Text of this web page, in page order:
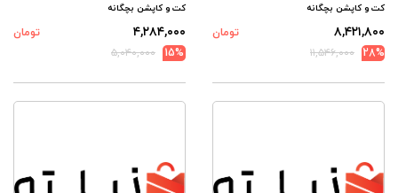
کت و کاپشن بچگانه
۸,۴۲۱,۸۰۰
تومان
28% ۱۱,۵۴۶,۰۰۰
کت و کاپشن بچگانه
۴,۲۸۴,۰۰۰
تومان
15%
۵,۰۴۰,۰۰۰